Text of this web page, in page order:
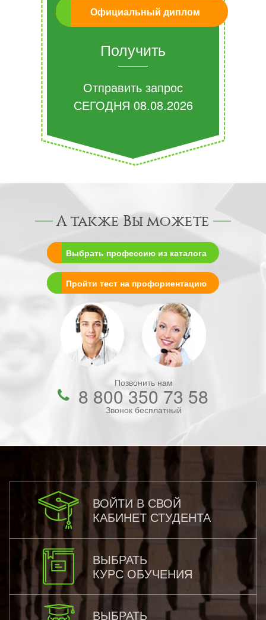
Официальный диплом
Получить
Отправить запрос
СЕГОДНЯ 08.08.2026
А также Вы можете
Выбрать профессию из каталога
Пройти тест на профориентацию
Позвонить нам
8 800 350 73 58
Звонок бесплатный
ВОЙТИ В СВОЙ
КАБИНЕТ СТУДЕНТА
ВЫБРАТЬ
КУРС ОБУЧЕНИЯ
ВЫБРАТЬ